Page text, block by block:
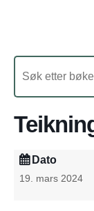
Dato
19. mars 2024